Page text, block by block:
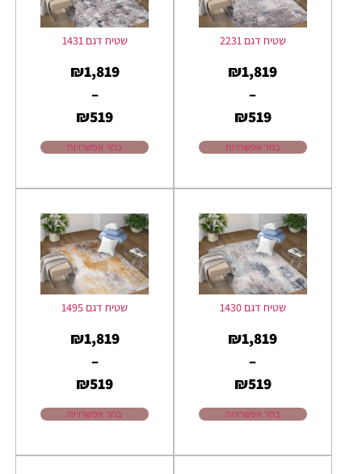
שטיח דגם 2231
₪519
–
₪1,819
בחר אפשרויות
שטיח דגם 1431
₪519
–
₪1,819
בחר אפשרויות
שטיח דגם 1430
₪519
–
₪1,819
בחר אפשרויות
שטיח דגם 1495
₪519
–
₪1,819
בחר אפשרויות